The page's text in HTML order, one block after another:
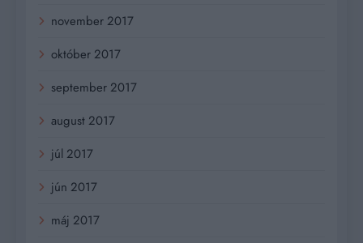
november 2017
október 2017
september 2017
august 2017
júl 2017
jún 2017
máj 2017